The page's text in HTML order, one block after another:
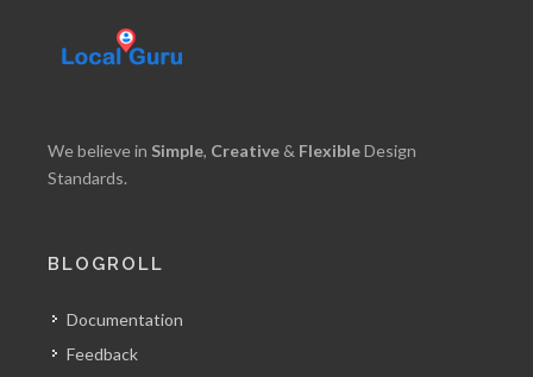
We believe in Simple, Creative & FlexibleDesign
Standards.
BLOGROLL
Documentation
Feedback